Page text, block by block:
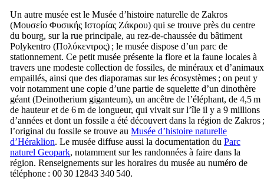
Un autre musée est le Musée d’histoire naturelle de Zakros
(Μουσείο Φυσικής Ιστορίας Ζάκρου) qui se trouve près du centre
du bourg, sur la rue principale, au rez-de-chaussée du bâtiment
Polykentro (Πολύκεντρος) ; le musée dispose d’un parc de
stationnement. Ce petit musée présente la flore et la faune locales à
travers une modeste collection de fossiles, de minéraux et d’animaux
empaillés, ainsi que des diaporamas sur les écosystèmes ; on peut y
voir notamment une copie d’une partie de squelette d’un dinothère
géant (Deinotherium giganteum), un ancêtre de l’éléphant, de 4,5 m
de hauteur et de 6 m de longueur, qui vivait sur l’île il y a 9 millions
d’années et dont un fossile a été découvert dans la région de Zakros ;
l’original du fossile se trouve au Musée d’histoire naturelle
d’Héraklion. Le musée diffuse aussi la documentation du Parc
naturel Geopark, notamment sur les randonnées à faire dans la
région. Renseignements sur les horaires du musée au numéro de
téléphone : 00 30 12843 340 540.